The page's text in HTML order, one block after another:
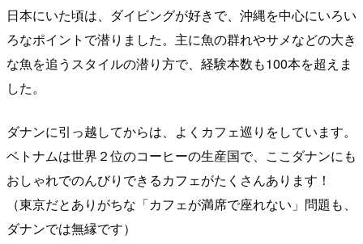
日本にいた頃は、ダイビングが好きで、沖縄を中心にいろい
ろなポイントで潜りました。主に魚の群れやサメなどの大き
な魚を追うスタイルの潜り方で、経験本数も100本を超えま
した。
ダナンに引っ越してからは、よくカフェ巡りをしています。
ベトナムは世界２位のコーヒーの生産国で、ここダナンにも
おしゃれでのんびりできるカフェがたくさんあります！
（東京だとありがちな「カフェが満席で座れない」問題も、
ダナンでは無縁です）